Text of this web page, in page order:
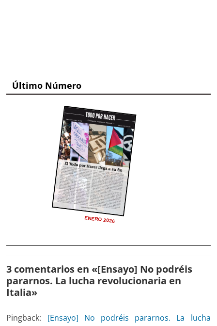
Último Número
ENERO 2026
3 comentarios en «[Ensayo] No podréis
pararnos. La lucha revolucionaria en
Italia»
Pingback: [Ensayo] No podréis pararnos. La lucha